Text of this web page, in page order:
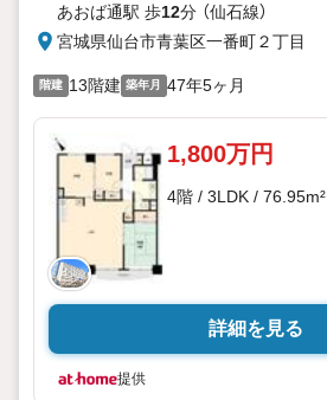
あおば通駅 歩12分 （仙石線）
宮城県仙台市青葉区一番町２丁目
階建 13階建 築年月 47年5ヶ月
1,800万円
4階 / 3LDK / 76.95m²
詳細を見る
提供